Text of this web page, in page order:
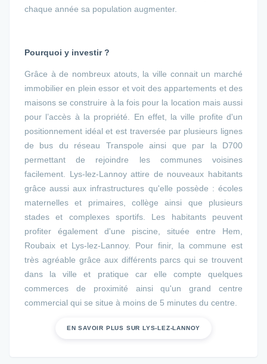
chaque année sa population augmenter.
Pourquoi y investir ?
Grâce à de nombreux atouts, la ville connait un marché
immobilier en plein essor et voit des appartements et des
maisons se construire à la fois pour la location mais aussi
pour l’accès à la propriété. En effet, la ville profite d'un
positionnement idéal et est traversée par plusieurs lignes
de bus du réseau Transpole ainsi que par la D700
permettant de rejoindre les communes voisines
facilement. Lys-lez-Lannoy attire de nouveaux habitants
grâce aussi aux infrastructures qu'elle possède : écoles
maternelles et primaires, collège ainsi que plusieurs
stades et complexes sportifs. Les habitants peuvent
profiter également d'une piscine, située entre Hem,
Roubaix et Lys-lez-Lannoy. Pour finir, la commune est
très agréable grâce aux différents parcs qui se trouvent
dans la ville et pratique car elle compte quelques
commerces de proximité ainsi qu'un grand centre
commercial qui se situe à moins de 5 minutes du centre.
EN SAVOIR PLUS SUR LYS-LEZ-LANNOY